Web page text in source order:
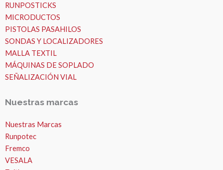
RUNPOSTICKS
MICRODUCTOS
PISTOLAS PASAHILOS
SONDAS Y LOCALIZADORES
MALLA TEXTIL
MÁQUINAS DE SOPLADO
SEÑALIZACIÓN VIAL
Nuestras marcas
Nuestras Marcas
Runpotec
Fremco
VESALA